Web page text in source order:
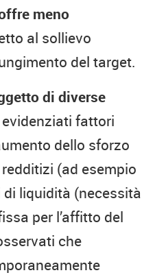
meno
al sollievo
del target.
di diverse
fattori
dello sforzo
(ad esempio
liquidità (necessità
per l’affitto del
che